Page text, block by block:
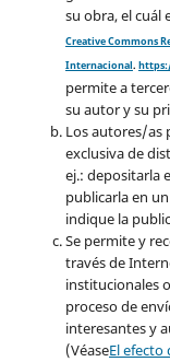
su obra, el cuál
Creative Commons
Internacional.
permite a
su autor y su
Los autores/as
exclusiva de
ej.: depositarla
publicarla en
indique la
Se permite y
través de
institucionales
proceso de
interesantes y
(VéaseEl efecto